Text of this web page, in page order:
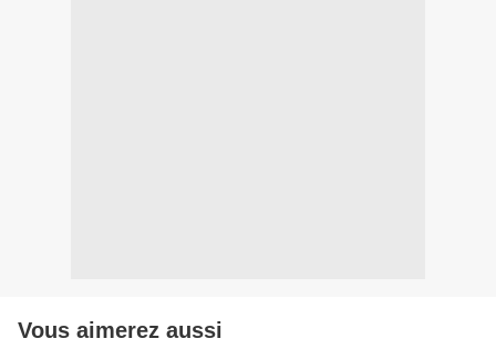
Vous aimerez aussi